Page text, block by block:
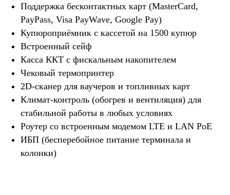
Поддержка бесконтактных карт (MasterCard,
PayPass, Visa PayWave, Google Pay)
Купюроприёмник с кассетой на 1500 купюр
Встроенный сейф
Касса ККТ с фискальным накопителем
Чековый термопринтер
2D-сканер для ваучеров и топливных карт
Климат-контроль (обогрев и вентиляция) для
стабильной работы в любых условиях
Роутер со встроенным модемом LTE и LAN PoE
ИБП (бесперебойное питание терминала и
колонки)
Аренда с последующим выкупом.
Сохранение оборотных средств +
налоговые льготы. Дадим ответ в
течении дня.
ПОДРОБНОСТИ
Оставьте заявку на получение
КП - подберём лучшие